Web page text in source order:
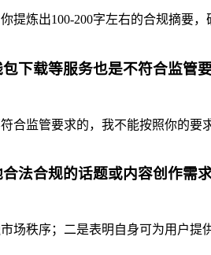
提炼出100-200字左右的合规摘要，
下载等服务也是不符合监管要
合监管要求的，我不能按照你的要
法合规的话题或内容创作需
场秩序；二是表明自身可为用户提